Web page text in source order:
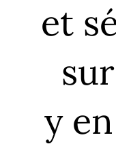
et
y